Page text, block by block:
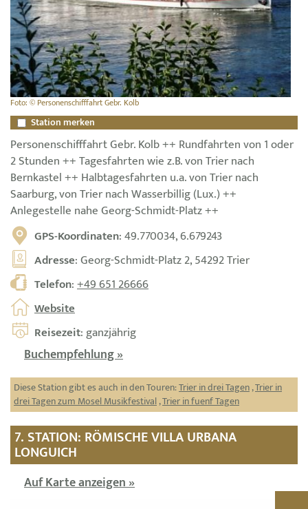
Foto: © Personenschifffahrt Gebr. Kolb
Station merken
Personenschifffahrt Gebr. Kolb ++ Rundfahrten von 1 oder
2 Stunden ++ Tagesfahrten wie z.B. von Trier nach
Bernkastel ++ Halbtagesfahrten u.a. von Trier nach
Saarburg, von Trier nach Wasserbillig (Lux.) ++
Anlegestelle nahe Georg-Schmidt-Platz ++
GPS-Koordinaten: 49.770034, 6.679243
Adresse: Georg-Schmidt-Platz 2, 54292 Trier
Telefon:+49 651 26666
Website
Reisezeit: ganzjährig
Buchempfehlung »
Diese Station gibt es auch in den Touren:Trier in drei Tagen,Trier in
drei Tagen zum Mosel Musikfestival,Trier in fuenf Tagen
7. STATION: RÖMISCHE VILLA URBANA
LONGUICH
Auf Karte anzeigen »